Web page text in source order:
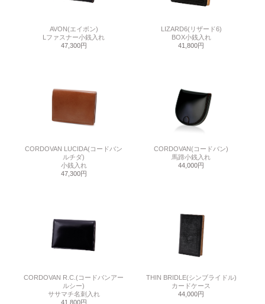
AVON(エイボン)
Lファスナー小銭入れ
47,300円
LIZARD6(リザード6)
BOX小銭入れ
41,800円
CORDOVAN LUCIDA(コードバン
ルチダ)
小銭入れ
47,300円
CORDOVAN(コードバン)
馬蹄小銭入れ
44,000円
CORDOVAN R.C.(コードバンアー
ルシー)
ササマチ名刺入れ
41,800円
THIN BRIDLE(シンブライドル)
カードケース
44,000円